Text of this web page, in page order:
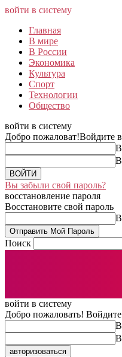
войти в систему
Главная
В мире
В России
Экономика
Культура
Спорт
Технологии
Общество
войти в систему
Добро пожаловат!Войдите
Вы забыли свой пароль?
восстановление пароля
Восстановите свой пароль
Поиск
войти в систему
Добро пожаловать!